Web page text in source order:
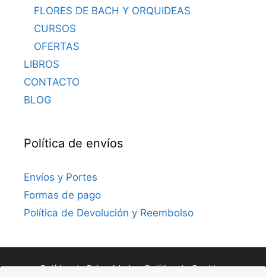
FLORES DE BACH Y ORQUIDEAS
CURSOS
OFERTAS
LIBROS
CONTACTO
BLOG
Política de envíos
Envíos y Portes
Formas de pago
Política de Devolución y Reembolso
Política de Privacidad Política de Cookies